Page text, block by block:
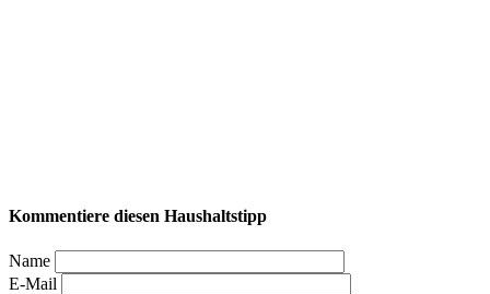
Kommentiere diesen Haushaltstipp
Name
E-Mail